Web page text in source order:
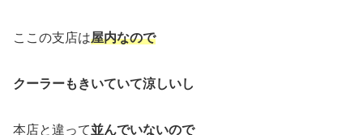
ここの支店は屋内なので
クーラーもきいていて涼しいし
本店と違って並んでいないので